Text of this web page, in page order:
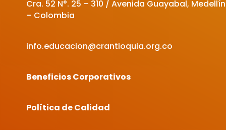
Cra. 52 N°. 25 – 310 / Avenida Guayabal, Medellín
– Colombia
info.educacion@crantioquia.org.co
Beneficios Corporativos
Política de Calidad